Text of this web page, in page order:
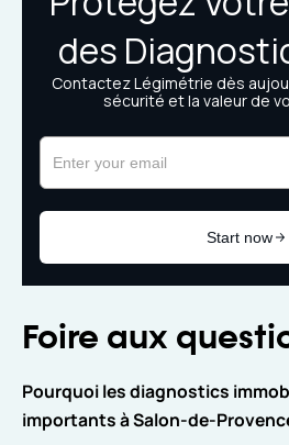
Foire aux
Pourquoi les diagnostics
importants à Salon-de-